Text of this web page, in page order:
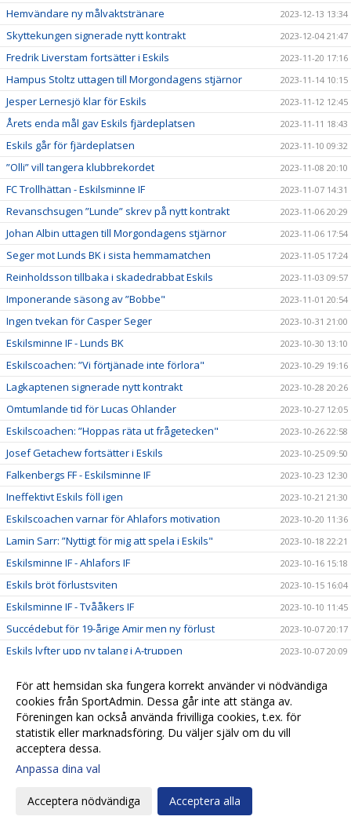
Hemvändare ny målvaktstränare 2023-12-13 13:34
Skyttekungen signerade nytt kontrakt 2023-12-04 21:47
Fredrik Liverstam fortsätter i Eskils 2023-11-20 17:16
Hampus Stoltz uttagen till Morgondagens stjärnor 2023-11-14 10:15
Jesper Lernesjö klar för Eskils 2023-11-12 12:45
Årets enda mål gav Eskils fjärdeplatsen 2023-11-11 18:43
Eskils går för fjärdeplatsen 2023-11-10 09:32
”Olli” vill tangera klubbrekordet 2023-11-08 20:10
FC Trollhättan - Eskilsminne IF 2023-11-07 14:31
Revanschsugen ”Lunde” skrev på nytt kontrakt 2023-11-06 20:29
Johan Albin uttagen till Morgondagens stjärnor 2023-11-06 17:54
Seger mot Lunds BK i sista hemmamatchen 2023-11-05 17:24
Reinholdsson tillbaka i skadedrabbat Eskils 2023-11-03 09:57
Imponerande säsong av ”Bobbe" 2023-11-01 20:54
Ingen tvekan för Casper Seger 2023-10-31 21:00
Eskilsminne IF - Lunds BK 2023-10-30 13:10
Eskilscoachen: ”Vi förtjänade inte förlora" 2023-10-29 19:16
Lagkaptenen signerade nytt kontrakt 2023-10-28 20:26
Omtumlande tid för Lucas Ohlander 2023-10-27 12:05
Eskilscoachen: ”Hoppas räta ut frågetecken" 2023-10-26 22:58
Josef Getachew fortsätter i Eskils 2023-10-25 09:50
Falkenbergs FF - Eskilsminne IF 2023-10-23 12:30
Ineffektivt Eskils föll igen 2023-10-21 21:30
Eskilscoachen varnar för Ahlafors motivation 2023-10-20 11:36
Lamin Sarr: ”Nyttigt för mig att spela i Eskils" 2023-10-18 22:21
Eskilsminne IF - Ahlafors IF 2023-10-16 15:18
Eskils bröt förlustsviten 2023-10-15 16:04
Eskilsminne IF - Tvååkers IF 2023-10-10 11:45
Succédebut för 19-årige Amir men ny förlust 2023-10-07 20:17
Eskils lyfter upp ny talang i A-truppen 2023-10-07 20:09
Casper vägrar kasta in handduken 2023-10-05 10:59
Norrby IF - Eskilsminne IF 2023-10-04 12:28
Andra raka förlusten och inga mål 2023-09-30 18:55
Skador och sjukdom oroar
”Dani” räknar med en jobbig match
För att hemsidan ska fungera korrekt använder vi nödvändiga
cookies från SportAdmin. Dessa går inte att stänga av.
Föreningen kan också använda frivilliga cookies, t.ex. för
statistik eller marknadsföring. Du väljer själv om du vill
acceptera dessa.
Anpassa dina val
Acceptera nödvändiga Acceptera alla